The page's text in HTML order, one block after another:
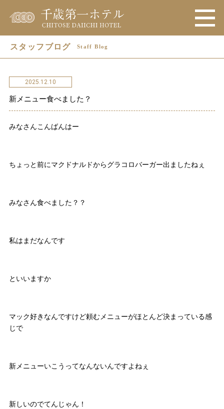
スタッフブログ Staff Blog
2025.12.10
新メニュー食べました？
みなさんこんばんはー
ちょっと前にマクドナルドからグラコロバーガー出ましたねぇ
みなさん食べました？？
私はまだなんです
といいますか
マック好きなんですけど頼むメニューがほとんど決まっている感
じで
新メニューいこうってなんないんですよねぇ
新しいのでてんじゃん！